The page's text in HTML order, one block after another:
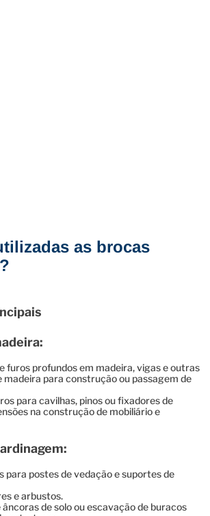
as brocas
furos profundos em madeira, vigas e outras
para construção ou passagem de
para cavilhas, pinos ou fixadores de
na construção de mobiliário e
para postes de vedação e suportes de
e arbustos.
de solo ou escavação de buracos